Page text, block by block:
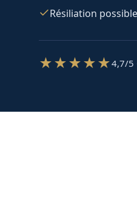
Résiliation
★★★★★4,7/5